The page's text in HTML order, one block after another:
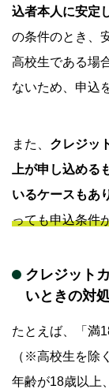
込者本人に安定
の条件のとき、
高校生である場
ないため、申込
また、 クレジッ
上が申し込め
いるケースもあ
っても申込条件
クレジット
いときの対
たとえば、「満
（※高校生を除
年齢が18歳以上